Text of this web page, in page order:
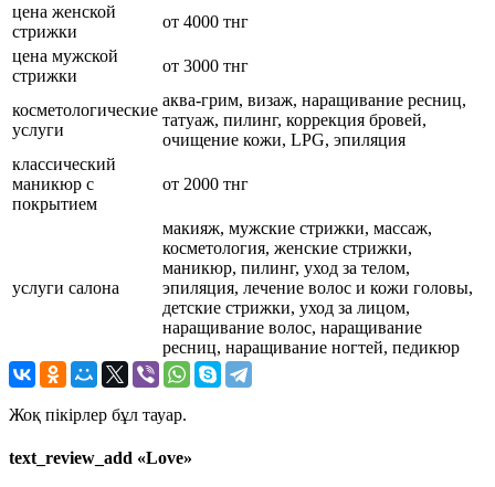
цена женской
стрижки
от 4000 тнг
цена мужской
стрижки
от 3000 тнг
косметологические
услуги
аква-грим, визаж, наращивание ресниц,
татуаж, пилинг, коррекция бровей,
очищение кожи, LPG, эпиляция
классический
маникюр с
покрытием
от 2000 тнг
услуги салона
макияж, мужские стрижки, массаж,
косметология, женские стрижки,
маникюр, пилинг, уход за телом,
эпиляция, лечение волос и кожи головы,
детские стрижки, уход за лицом,
наращивание волос, наращивание
ресниц, наращивание ногтей, педикюр
Жоқ пікірлер бұл тауар.
text_review_add «Love»